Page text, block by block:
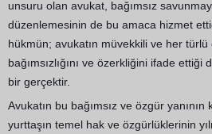
unsuru olan avukat, bağımsız
düzenlemesinin de bu amaca hizmet
hükmün; avukatın müvekkili ve her türlü
bağımsızlığını ve özerkliğini ifade
bir gerçektir.
Avukatın bu bağımsız ve özgür
yurttaşın temel hak ve özgürlüklerinin